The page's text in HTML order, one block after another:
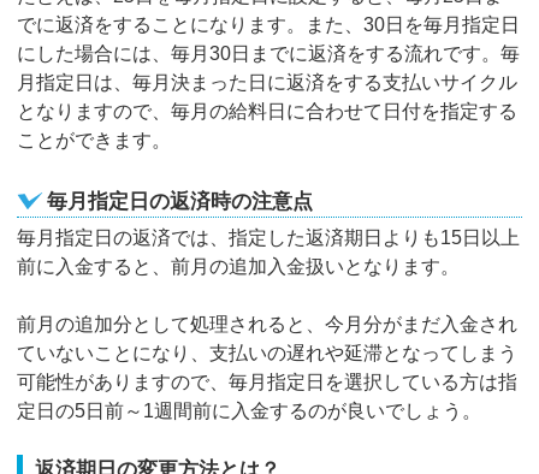
でに返済をすることになります。また、30日を毎月指定日
にした場合には、毎月30日までに返済をする流れです。毎
月指定日は、毎月決まった日に返済をする支払いサイクル
となりますので、毎月の給料日に合わせて日付を指定する
ことができます。
毎月指定日の返済時の注意点
毎月指定日の返済では、指定した返済期日よりも15日以上
前に入金すると、前月の追加入金扱いとなります。
前月の追加分として処理されると、今月分がまだ入金され
ていないことになり、支払いの遅れや延滞となってしまう
可能性がありますので、毎月指定日を選択している方は指
定日の5日前～1週間前に入金するのが良いでしょう。